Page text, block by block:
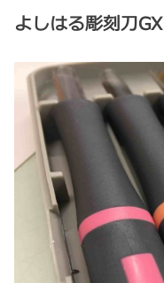
よしはる彫刻刀GX